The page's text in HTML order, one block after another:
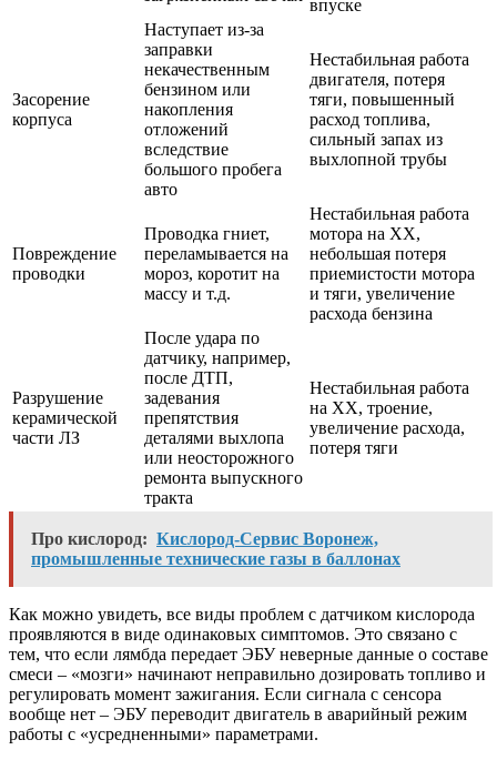
впуске
Засорение
корпуса
Наступает из-за
заправки
некачественным
бензином или
накопления
отложений
вследствие
большого пробега
авто
Нестабильная работа
двигателя, потеря
тяги, повышенный
расход топлива,
сильный запах из
выхлопной трубы
Повреждение
проводки
Проводка гниет,
переламывается на
мороз, коротит на
массу и т.д.
Нестабильная работа
мотора на ХХ,
небольшая потеря
приемистости мотора
и тяги, увеличение
расхода бензина
Разрушение
керамической
части ЛЗ
После удара по
датчику, например,
после ДТП,
задевания
препятствия
деталями выхлопа
или неосторожного
ремонта выпускного
тракта
Нестабильная работа
на ХХ, троение,
увеличение расхода,
потеря тяги
Про кислород: Кислород-Сервис Воронеж,
промышленные технические газы в баллонах
Как можно увидеть, все виды проблем с датчиком кислорода
проявляются в виде одинаковых симптомов. Это связано с
тем, что если лямбда передает ЭБУ неверные данные о составе
смеси – «мозги» начинают неправильно дозировать топливо и
регулировать момент зажигания. Если сигнала с сенсора
вообще нет – ЭБУ переводит двигатель в аварийный режим
работы с «усредненными» параметрами.